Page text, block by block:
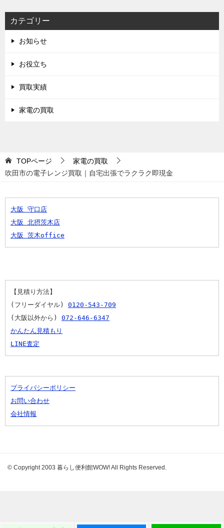
カテゴリー
お知らせ
お役立ち
買取実績
家電の買取
TOPページ
家電の買取
吹田市の電子レンジ買取｜自宅出張でラクラク即現金
大阪 守口店
大阪 北摂茨木店
大阪 茨木office
【見積り方法】
(フリーダイヤル) 0120-543-709
(大阪以外から) 072-646-6347
かんたん見積もり
LINE査定
プライバシーポリシー
お問い合わせ
会社情報
© Copyright 2003 暮らし便利館WOW! All Rights Reserved.